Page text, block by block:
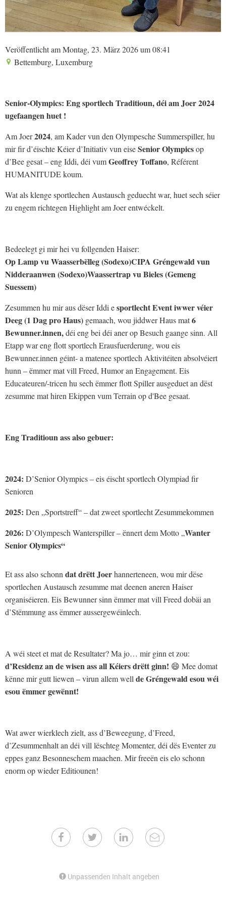
Veröffentlicht am Montag, 23. März 2026 um 08:41
Bettemburg, Luxemburg
Senior-Olympics: Eng sportlech Traditioun, déi am Joer 2024
ugefaangen huet !
Am Joer2024, am Kader vun den Olympesche Summerspiller, hu
mir fir d’éischte Kéier d’Initiativ vun eiseSenior Olympicsop
d’Bee gesat – eng Iddi, déi vumGeoffrey Toffano, Référent
HUMANITUDE koum.
Wat als klenge sportlechen Austausch geduecht war, huet sech séier
zu engem richtegen Highlight am Joer entwéckelt.
Bedeelegt gi mir hei vu follgenden Haiser:
Op Lamp vu Waasserbëlleg (Sodexo)CIPA Gréngewald vun
Nidderaanwen (Sodexo)Waassertrap vu Bieles (Gemeng
Suessem)
Zesummen hu mir aus dëser Iddi esportlecht Event iwwer véier
Deeg (1 Dag pro Haus) gemaach, wou jiddwer Haus mat6
Bewunner.innen,déi eng bei déi aner op Besuch gaange sinn. All
Etapp war eng flott sportlech Erausfuerderung, wou eis
Bewunner.innen géint- a matenee sportlech Aktivitéiten absolvéiert
hunn – ëmmer mat vill Freed, Humor an Engagement. Eis
Educateuren/-tricen hu sech ëmmer flott Spiller ausgeduet an dëst
zesumme mat hiren Ekippen vum Terrain op d'Bee gesaat.
Eng Traditioun ass also gebuer:
2024: D’Senior Olympics – eis éischt sportlech Olympiad fir
Senioren
2025: Den „Sportstreff“ – dat zweet sportlecht Zesummekommen
2026: D’Olympesch Wanterspiller – ënnert dem Motto „Wanter
Senior Olympics“
Et ass also schonn dat drëtt Joerhannerteneen, wou mir dëse
sportlechen Austausch zesumme mat deenen aneren Haiser
organiséieren. Eis Bewunner sinn ëmmer mat vill Freed dobäi an
d’Stëmmung ass ëmmer aussergewéinlech.
A wéi steet et mat de Resultater? Ma jo… mir ginn et zou:
d’Residenz an de wisen ass all Kéiers drëtt ginn! 😄 Mee domat
kënne mir gutt liewen – virun allem well de Gréngewald esou wéi
esou ëmmer gewënnt!
Wat awer wierklech zielt, ass d’Beweegung, d’Freed,
d’Zesummenhalt an déi vill lëschteg Momenter, déi dës Eventer zu
eppes ganz Besonneschem maachen. Mir freeën eis elo schonn
enorm op wieder Editiounen!
Unpassenden Inhalt angeben